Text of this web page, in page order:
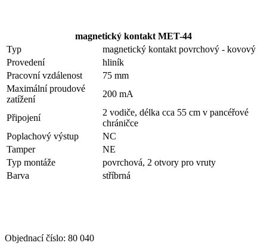
magnetický kontakt MET-44
Typ
magnetický kontakt povrchový - kovový
Provedení
hliník
Pracovní vzdálenost
75 mm
Maximální proudové
zatížení
200 mA
Připojení
2 vodiče, délka cca 55 cm v pancéřové
chráničce
Poplachový výstup
NC
Tamper
NE
Typ montáže
povrchová, 2 otvory pro vruty
Barva
stříbrná
Objednací číslo: 80 040